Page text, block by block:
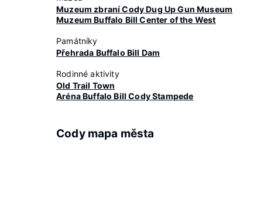
Muzeum zbraní Cody Dug Up Gun Museum
Muzeum Buffalo Bill Center of the West
Památníky
Přehrada Buffalo Bill Dam
Rodinné aktivity
Old Trail Town
Aréna Buffalo Bill Cody Stampede
Cody mapa města